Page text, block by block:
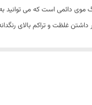
دائمی است که می توانید به
داشتن غلظت و تراکم بالای
تارهای مو را تقویت می سازد.